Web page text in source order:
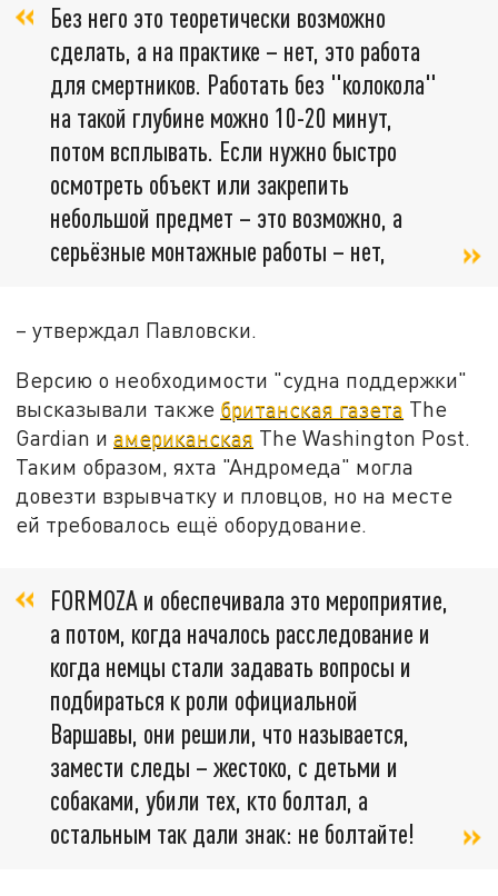
Без него это теоретически возможно
сделать, а на практике – нет, это работа
для смертников. Работать без "колокола"
на такой глубине можно 10-20 минут,
потом всплывать. Если нужно быстро
осмотреть объект или закрепить
небольшой предмет – это возможно, а
серьёзные монтажные работы – нет,
– утверждал Павловски.
Версию о необходимости "судна поддержки"
высказывали также британская газета The
Gardian иамериканская The Washington Post.
Таким образом, яхта "Андромеда" могла
довезти взрывчатку и пловцов, но на месте
ей требовалось ещё оборудование.
FORMOZA и обеспечивала это мероприятие,
а потом, когда началось расследование и
когда немцы стали задавать вопросы и
подбираться к роли официальной
Варшавы, они решили, что называется,
замести следы – жестоко, с детьми и
собаками, убили тех, кто болтал, а
остальным так дали знак: не болтайте!